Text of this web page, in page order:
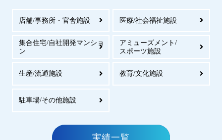
店舗/事務所・官舎施設 医療/社会福祉施設
集合住宅/自社開発マンショ
ン
アミューズメント/
スポーツ施設
生産/流通施設 教育/文化施設
駐車場/その他施設
実績一覧